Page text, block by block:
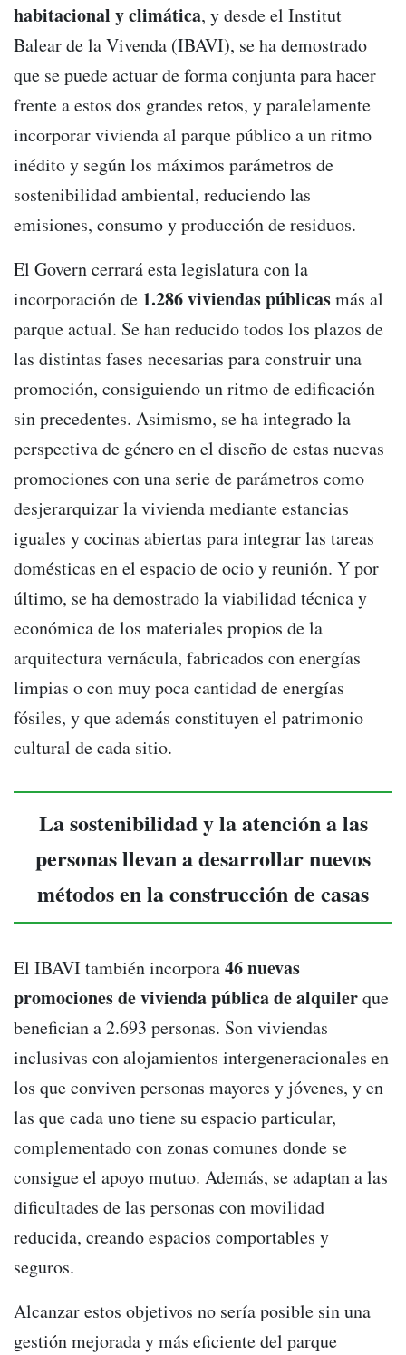
habitacional y climática, y desde el Institut
Balear de la Vivenda (IBAVI), se ha demostrado
que se puede actuar de forma conjunta para hacer
frente a estos dos grandes retos, y paralelamente
incorporar vivienda al parque público a un ritmo
inédito y según los máximos parámetros de
sostenibilidad ambiental, reduciendo las
emisiones, consumo y producción de residuos.
El Govern cerrará esta legislatura con la
incorporación de 1.286 viviendas públicasmás al
parque actual. Se han reducido todos los plazos de
las distintas fases necesarias para construir una
promoción, consiguiendo un ritmo de edificación
sin precedentes. Asimismo, se ha integrado la
perspectiva de género en el diseño de estas nuevas
promociones con una serie de parámetros como
desjerarquizar la vivienda mediante estancias
iguales y cocinas abiertas para integrar las tareas
domésticas en el espacio de ocio y reunión. Y por
último, se ha demostrado la viabilidad técnica y
económica de los materiales propios de la
arquitectura vernácula, fabricados con energías
limpias o con muy poca cantidad de energías
fósiles, y que además constituyen el patrimonio
cultural de cada sitio.
La sostenibilidad y la atención a las
personas llevan a desarrollar nuevos
métodos en la construcción de casas
El IBAVI también incorpora46 nuevas
promociones de vivienda pública de alquilerque
benefician a 2.693 personas. Son viviendas
inclusivas con alojamientos intergeneracionales en
los que conviven personas mayores y jóvenes, y en
las que cada uno tiene su espacio particular,
complementado con zonas comunes donde se
consigue el apoyo mutuo. Además, se adaptan a las
dificultades de las personas con movilidad
reducida, creando espacios comportables y
seguros.
Alcanzar estos objetivos no sería posible sin una
gestión mejorada y más eficiente del parque